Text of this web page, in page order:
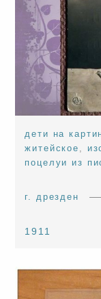
дети на
житейское
поцелуи из
г. дрезден
1911